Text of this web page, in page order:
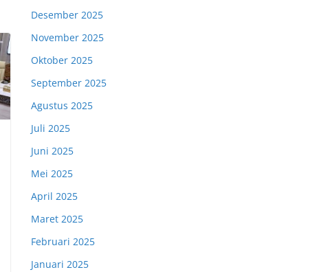
Desember 2025
November 2025
Oktober 2025
September 2025
Agustus 2025
Juli 2025
Juni 2025
Mei 2025
April 2025
Maret 2025
Februari 2025
Januari 2025